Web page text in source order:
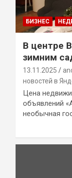
БИЗНЕС
В центре
зимним
13.11.2025
новостей в
Цена
объявлений
необычная